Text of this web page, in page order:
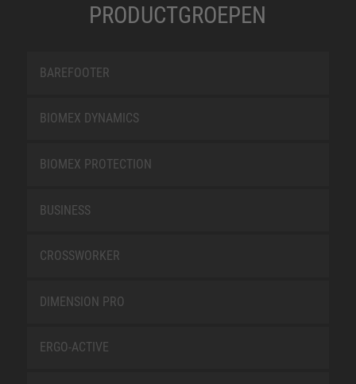
PRODUCTGROEPEN
BAREFOOTER
BIOMEX DYNAMICS
BIOMEX PROTECTION
BUSINESS
CROSSWORKER
DIMENSION PRO
ERGO-ACTIVE